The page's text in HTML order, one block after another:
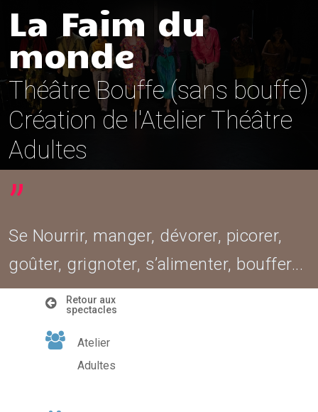
La Faim du
monde
Théâtre Bouffe (sans bouffe)
Création de l'Atelier Théâtre
Adultes
”
Se Nourrir, manger, dévorer, picorer,
goûter, grignoter, s’alimenter, bouffer...
Retour aux
spectacles
Atelier
Adultes